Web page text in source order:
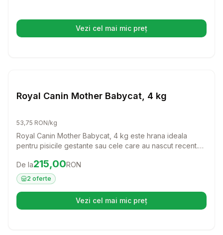
Vezi cel mai mic preț(se deschide într-o filă nouă)
Royal Canin Mother Babycat, 4 kg
53,75 RON/kg
Royal Canin Mother Babycat, 4 kg este hrana ideala
pentru pisicile gestante sau cele care au nascut recent.
dezvoltarea puilor si intareste sistemul imunitar al mamei,
oferind tot ce are nevoie pentru a se recupera si a-si
hrani puii sanatos.
Preț:215.00 RON
De la215,00RON
2 oferte
Vezi cel mai mic preț(se deschide într-o filă nouă)